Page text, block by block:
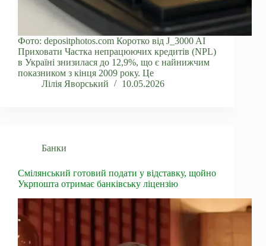
Фото: depositphotos.com Коротко від J_3000 AI
Приховати Частка непрацюючих кредитів (NPL)
в Україні знизилася до 12,9%, що є найнижчим
показником з кінця 2009 року. Це
Лілія Яворський
10.05.2026
Банки
Смілянський готовий подати у відставку, щойно
Укрпошта отримає банківську ліцензію